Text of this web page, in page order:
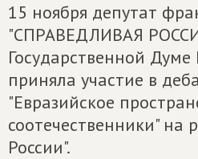
15 ноября депутат
"СПРАВЕДЛИВАЯ
Государственной
приняла участие в
"Евразийское
соотечественники" на
России".